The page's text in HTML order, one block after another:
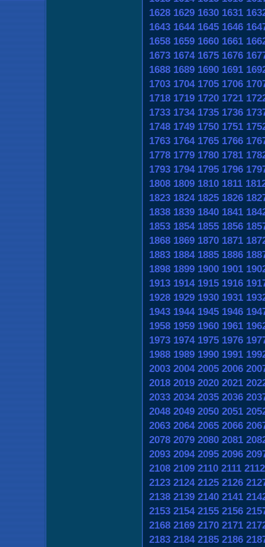
1628 1629 1630 1631
1643 1644 1645 1646
1658 1659 1660 1661
1673 1674 1675 1676
1688 1689 1690 1691
1703 1704 1705 1706
1718 1719 1720 1721
1733 1734 1735 1736
1748 1749 1750 1751
1763 1764 1765 1766
1778 1779 1780 1781
1793 1794 1795 1796
1808 1809 1810 1811
1823 1824 1825 1826
1838 1839 1840 1841
1853 1854 1855 1856
1868 1869 1870 1871
1883 1884 1885 1886
1898 1899 1900 1901
1913 1914 1915 1916
1928 1929 1930 1931
1943 1944 1945 1946
1958 1959 1960 1961
1973 1974 1975 1976
1988 1989 1990 1991
2003 2004 2005 2006
2018 2019 2020 2021
2033 2034 2035 2036
2048 2049 2050 2051
2063 2064 2065 2066
2078 2079 2080 2081
2093 2094 2095 2096
2108 2109 2110 2111 2112
2123 2124 2125 2126
2138 2139 2140 2141
2153 2154 2155 2156
2168 2169 2170 2171
2183 2184 2185 2186